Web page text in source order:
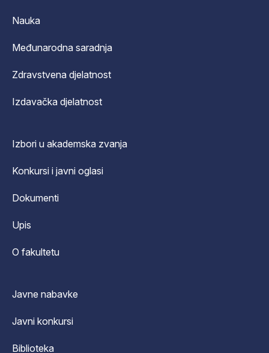
Nauka
Međunarodna saradnja
Zdravstvena djelatnost
Izdavačka djelatnost
Izbori u akademska zvanja
Konkursi i javni oglasi
Dokumenti
Upis
O fakultetu
Javne nabavke
Javni konkursi
Biblioteka